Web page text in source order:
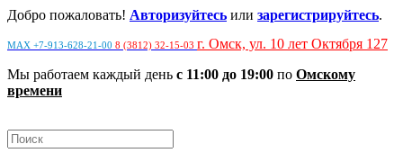
Добро пожаловать! Авторизуйтесь или зарегистрируйтесь.
MAX +7-913-628-21-00 8 (3812) 32-15-03 г. Омск, ул. 10 лет Октября 127
Мы работаем каждый день с 11:00 до 19:00 по Омскому
времени